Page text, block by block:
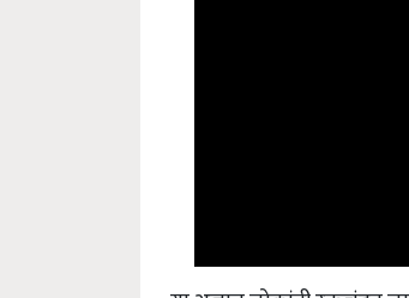
या अज्ञात लोकांनी रक्तचंदन